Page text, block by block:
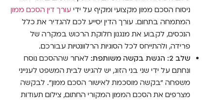
ניסוח הסכם ממון מקצועי ומקיף על ידי עורך דין הסכם ממון
המתמחה בתחום. עורך הדין יסייע לכם להגדיר את כלל
הנכסים, לקבוע את מנגנון חלוקת הרכוש במקרה של
פרידה, ולהתייחס לכל הסוגיות הרלוונטיות עבורכם.
שלב 2: הגשת בקשה משותפת:
לאחר שההסכם נוסח
ונחתם על ידי שני בני הזוג, יש להגיש לבית המשפט לענייני
משפחה "בקשה מוסכמת לאישור הסכם ממון". לבקשה
מצרפים את הסכם הממון המקורי החתום, צילום תעודות